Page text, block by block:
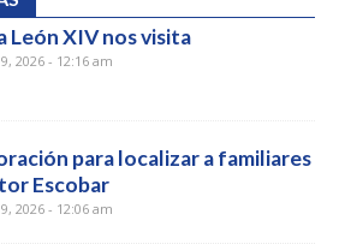
León XIV nos visita
2026 - 12:16 am
para localizar a familiares
Escobar
2026 - 12:06 am